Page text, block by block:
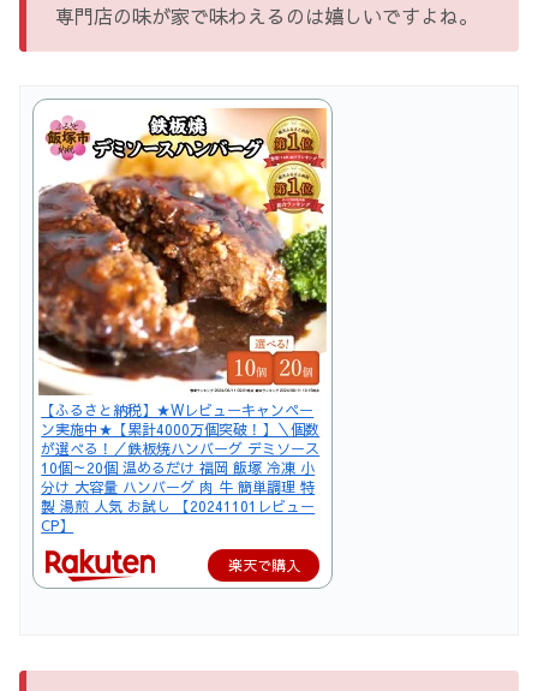
専門店の味が家で味わえるのは嬉しいですよね。
【ふるさと納税】★Wレビューキャンペー
ン実施中★【累計4000万個突破！】＼個数
が選べる！／鉄板焼ハンバーグ デミソース
10個～20個 温めるだけ 福岡 飯塚 冷凍 小
分け 大容量 ハンバーグ 肉 牛 簡単調理 特
製 湯煎 人気 お試し 【20241101レビュー
CP】
楽天で購入